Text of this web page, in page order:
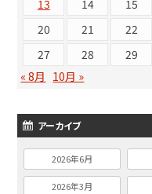
13
14 15
20
21 22
27
28 29
« 8月 10月 »
アーカイブ
2026年6月
2026年3月